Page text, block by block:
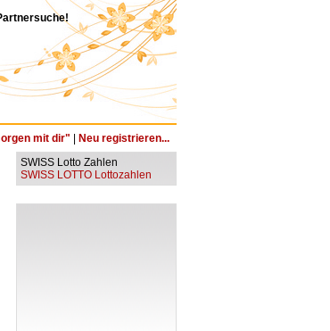
mit dir" Neu registrieren...
SWISS Lotto Zahlen
SWISS LOTTO Lottozahlen